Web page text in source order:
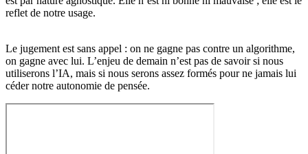
reflet de notre usage.
Le jugement est sans appel : on ne gagne pas contre un algorithme,
on gagne avec lui. L’enjeu de demain n’est pas de savoir si nous
utiliserons l’IA, mais si nous serons assez formés pour ne jamais lui
céder notre autonomie de pensée.